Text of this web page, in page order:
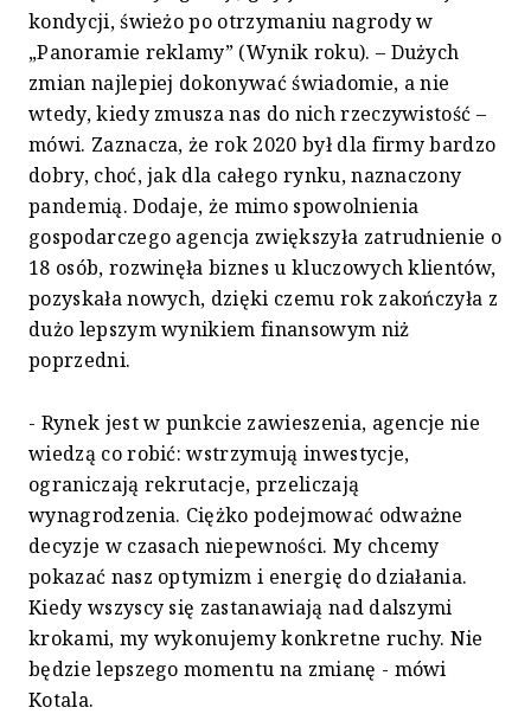
kondycji, świeżo po otrzymaniu nagrody w
„Panoramie reklamy” (Wynik roku). – Dużych
zmian najlepiej dokonywać świadomie, a nie
wtedy, kiedy zmusza nas do nich rzeczywistość –
mówi. Zaznacza, że rok 2020 był dla firmy bardzo
dobry, choć, jak dla całego rynku, naznaczony
pandemią. Dodaje, że mimo spowolnienia
gospodarczego agencja zwiększyła zatrudnienie o
18 osób, rozwinęła biznes u kluczowych klientów,
pozyskała nowych, dzięki czemu rok zakończyła z
dużo lepszym wynikiem finansowym niż
poprzedni.
- Rynek jest w punkcie zawieszenia, agencje nie
wiedzą co robić: wstrzymują inwestycje,
ograniczają rekrutacje, przeliczają
wynagrodzenia. Ciężko podejmować odważne
decyzje w czasach niepewności. My chcemy
pokazać nasz optymizm i energię do działania.
Kiedy wszyscy się zastanawiają nad dalszymi
krokami, my wykonujemy konkretne ruchy. Nie
będzie lepszego momentu na zmianę - mówi
Kotala.